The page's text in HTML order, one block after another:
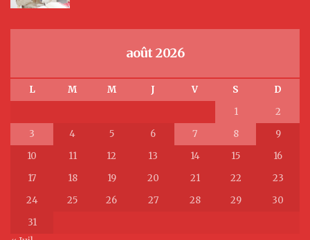
août 2026
L M M J V S
D
1
2
3
4 5 6 7 8
9
10
11 12 13 14 15
16
17
18 19 20 21 22
23
24
25 26 27 28 29
30
31